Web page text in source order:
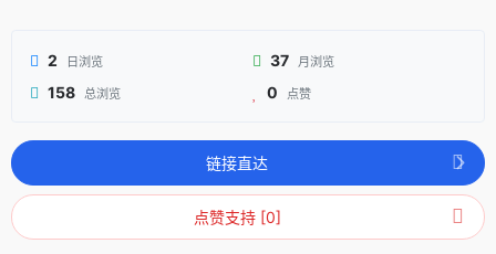
2 日浏览 37 月浏览
158 总浏览 0 点赞
链接直达
点赞支持 [0]